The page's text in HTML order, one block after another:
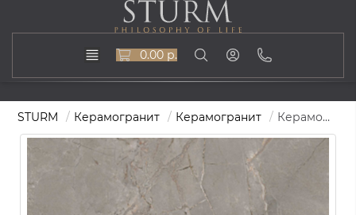
0.00 р.
STURM Керамогранит Керамогранит Керамогранит STURM Bergamo Grey, керамогранит, 60х120 см, поверхность матовая, ST-BGR03-MR-600x1200x10